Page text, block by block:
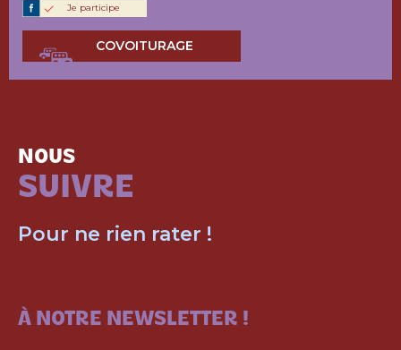
Je participe
COVOITURAGE
NOUS
SUIVRE
Pour ne rien rater !
À NOTRE NEWSLETTER !